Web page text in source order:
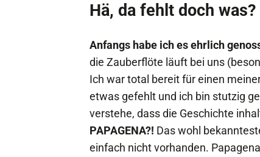
Hä, da fehlt doch was?
Anfangs habe ich es ehrlich
die Zauberflöte läuft bei uns
Ich war total bereit für einen
etwas gefehlt und ich bin stutzig
verstehe, dass die Geschichte
PAPAGENA?! Das wohl
einfach nicht vorhanden.